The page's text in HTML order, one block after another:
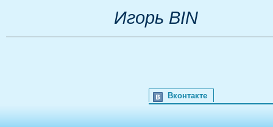
Игорь BIN
Вконтакте